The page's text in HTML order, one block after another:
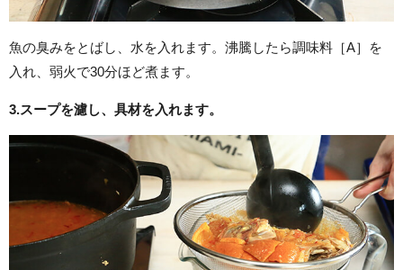
魚の臭みをとばし、水を入れます。沸騰したら調味料［A］を
入れ、弱火で30分ほど煮ます。
3.スープを濾し、具材を入れます。